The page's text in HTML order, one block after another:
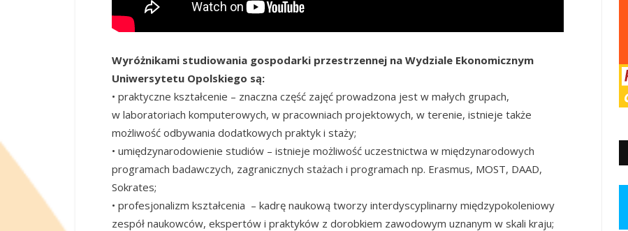
Wyróżnikami studiowania gospodarki przestrzennej na Wydziale Ekonomicznym
Uniwersytetu Opolskiego są:
• praktyczne kształcenie – znaczna część zajęć prowadzona jest w małych grupach,
w laboratoriach komputerowych, w pracowniach projektowych, w terenie, istnieje także
możliwość odbywania dodatkowych praktyk i staży;
• umiędzynarodowienie studiów – istnieje możliwość uczestnictwa w międzynarodowych
programach badawczych, zagranicznych stażach i programach np. Erasmus, MOST, DAAD,
Sokrates;
• profesjonalizm kształcenia – kadrę naukową tworzy interdyscyplinarny międzypokoleniowy
zespół naukowców, ekspertów i praktyków z dorobkiem zawodowym uznanym w skali kraju;